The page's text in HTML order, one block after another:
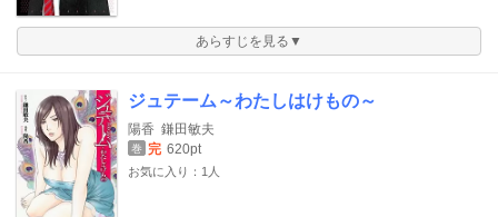
あらすじを見る▼
ジュテーム～わたしはけもの～
陽香 鎌田敏夫
巻 完 620pt
お気に入り：1人